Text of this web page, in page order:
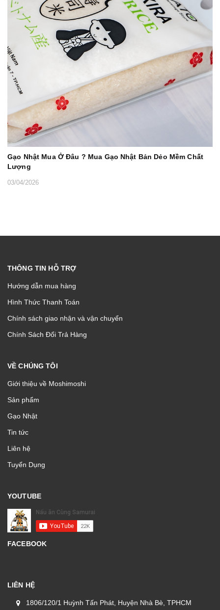
Gạo Nhật Mua Ở Đâu ? Mua Gạo Nhật Bản Dẻo Mềm Chất
Lượng
03/04/2026
THÔNG TIN HỖ TRỢ
Hướng dẫn mua hàng
Hình Thức Thanh Toán
Chính sách giao nhận và vận chuyển
Chính Sách Đổi Trả Hàng
VỀ CHÚNG TÔI
Giới thiệu về Moshimoshi
Sản phẩm
Gạo Nhật
Tin tức
Liên hệ
Tuyển Dụng
YOUTUBE
FACEBOOK
LIÊN HỆ
1806/120/1 Huỳnh Tấn Phát, Huyện Nhà Bè, TPHCM